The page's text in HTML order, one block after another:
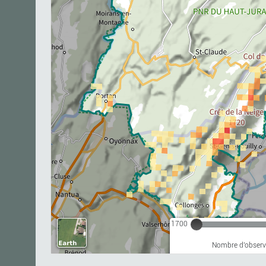
1700
Nombre